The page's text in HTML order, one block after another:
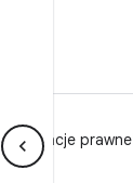
Informacje prawne